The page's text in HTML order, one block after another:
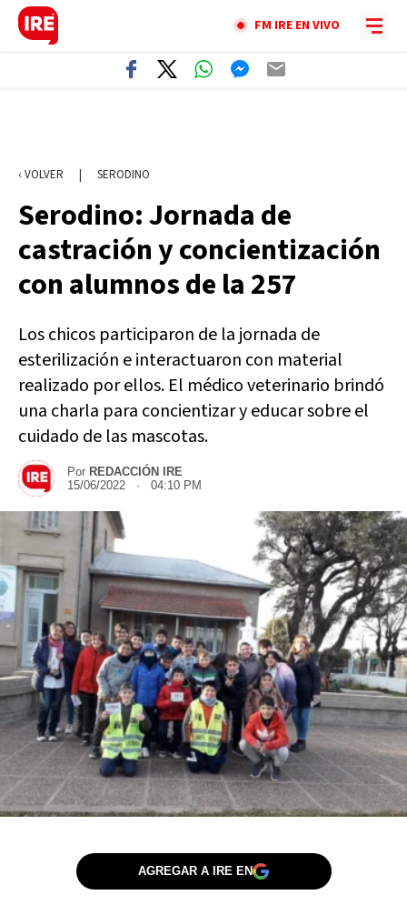
FM IRE EN VIVO
‹ VOLVER | SERODINO
Serodino: Jornada de
castración y concientización
con alumnos de la 257
Los chicos participaron de la jornada de
esterilización e interactuaron con material
realizado por ellos. El médico veterinario brindó
una charla para concientizar y educar sobre el
cuidado de las mascotas.
Por REDACCIÓN IRE
15/06/2022 · 04:10 PM
AGREGAR A IRE EN